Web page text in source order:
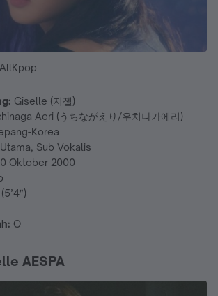
Giselle (지젤)
Aeri (うちながえり/우치나가에리)
Korea
Sub Vokalis
Oktober 2000
O
AESPA